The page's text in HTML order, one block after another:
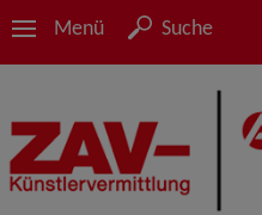
Menü Suche